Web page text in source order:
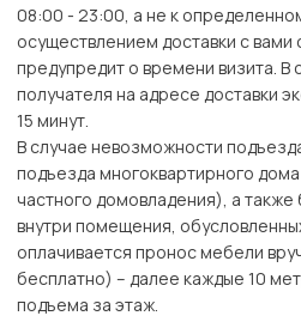
08:00 - 23:00, а не к
осуществлением доставки с вами
предупредит о времени визита. В
получателя на адресе доставки
15 минут.
В случае невозможности
подъезда многоквартирного
частного домовладения), а
внутри помещения,
оплачивается пронос мебели
бесплатно) – далее каждые 10
подъема за этаж.